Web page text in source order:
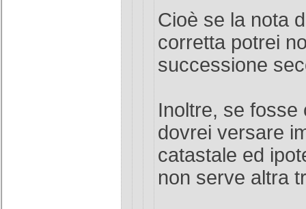
Cioè se la nota
corretta potrei
successione
Inoltre, se fosse
dovrei versare
catastale ed
non serve altra